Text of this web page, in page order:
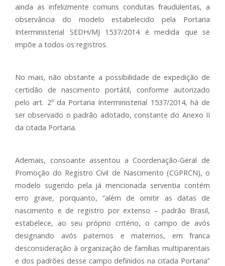
ainda as infelizmente comuns condutas fraudulentas, a
observância do modelo estabelecido pela Portaria
Interministerial SEDH/MJ 1537/2014 é medida que se
impõe a todos os registros.
No mais, não obstante a possibilidade de expedição de
certidão de nascimento portátil, conforme autorizado
pelo art. 2º da Portaria Interministerial 1537/2014, há de
ser observado o padrão adotado, constante do Anexo II
da citada Portaria.
Ademais, consoante assentou a Coordenação-Geral de
Promoção do Registro Civil de Nascimento (CGPRCN), o
modelo sugerido pela já mencionada serventia contém
erro grave, porquanto, “além de omitir as datas de
nascimento e de registro por extenso – padrão Brasil,
estabelece, ao seu próprio critério, o campo de avós
designando avós paternos e maternos, em franca
desconsideração à organização de famílias multiparentais
e dos padrões desse campo definidos na citada Portaria”